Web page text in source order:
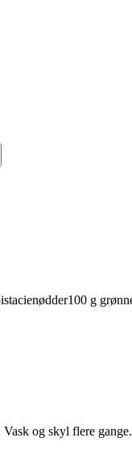
100 g
og skyl flere